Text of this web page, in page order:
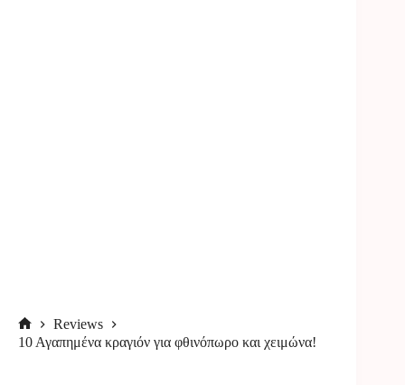
Αρχική
σελίδα
Reviews
10 Αγαπημένα κραγιόν για φθινόπωρο και χειμώνα!